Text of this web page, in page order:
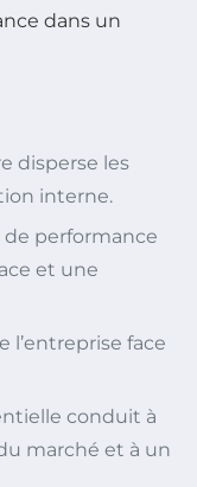
dans un
disperse les
interne.
de performance
et une
l’entreprise face
conduit à
marché et à un